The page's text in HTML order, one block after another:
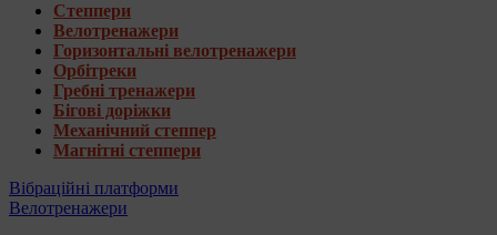
Степпери
Велотренажери
Горизонтальні велотренажери
Орбітреки
Гребні тренажери
Бігові доріжки
Механічний степпер
Магнітні степпери
Вібраційні платформи
Велотренажери